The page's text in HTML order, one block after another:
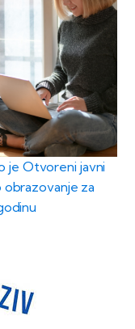
je Otvoreni javni
za